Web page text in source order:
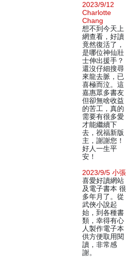
2023/9/12
Charlotte
Chang
想不到今天上
網查看，好讀
竟然復活了，
是哪位神仙壯
士伸出援手？
還沒仔細搜尋
來龍去脈，已
喜極而泣。這
嘉惠眾多書友
但卻無啥收益
的苦工，真的
需要有很多愛
才能繼續下
去，祝福新版
主，謝謝您！
好人一生平
安！
2023/9/5 小張
喜愛好讀網站
及電子書本 很
多年月了。從
武俠小說起
始，到各種書
類，幸得有心
人製作電子本
供方便取用閱
讀，非常感
謝。